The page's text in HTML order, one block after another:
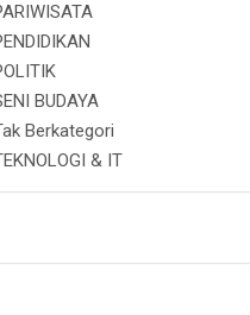
BUDAYA
Berkategori
& IT